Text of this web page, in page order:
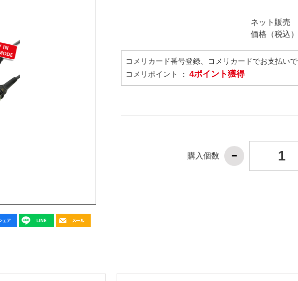
ネット販売
価格（税込）
コメリカード番号登録、コメリカードでお支払いで
コメリポイント ： 4ポイント獲得
購入個数